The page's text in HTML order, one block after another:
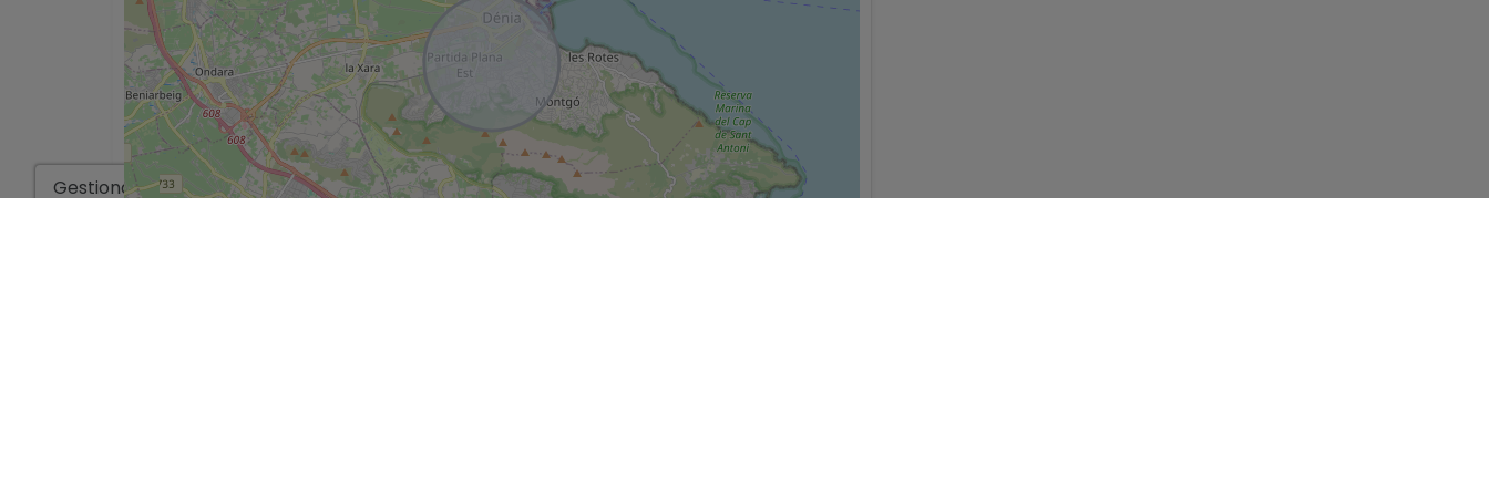
cómodo al mismo tiempo.
Esta casa en Denia es más que una propiedad, es una oportunidad para disfrutar de
la vida en un entorno hermoso y lleno de posibilidades. ¡No dejes pasar la
oportunidad de hacerla tuya!
Gestionar consentimiento